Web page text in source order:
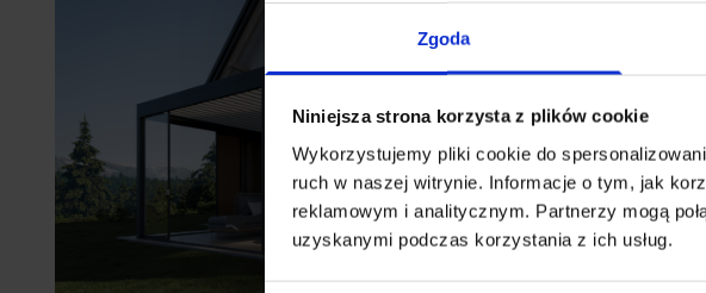
Zgoda
Niniejsza strona korzysta z plików cookie
Wykorzystujemy pliki cookie do
ruch w naszej witrynie. Informacje o tym, jak
reklamowym i analitycznym. Partnerzy mogą
uzyskanymi podczas korzystania z ich usług.